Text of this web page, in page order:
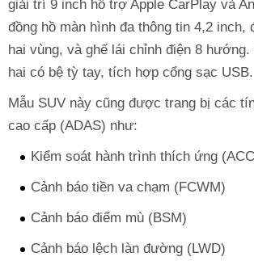
giải trí 9 inch hỗ trợ Apple CarPlay và
đồng hồ màn hình đa thông tin 4,2 inch,
hai vùng, và ghế lái chỉnh điện 8
hai có bệ tỳ tay, tích hợp cổng sạc USB.
Mẫu SUV này cũng được trang bị các
cao cấp (ADAS) như:
Kiểm soát hành trình thích ứng
Cảnh báo tiền va chạm (FCWM)
Cảnh báo điểm mù (BSM)
Cảnh báo lệch làn đường (LWD)